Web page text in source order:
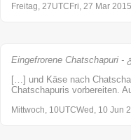
Freitag, 27UTCFri, 27 Mar
Eingefrorene Chatschapuri
[…] und Käse nach
Chatschapuris vorbereiten.
Mittwoch, 10UTCWed, 10 Jun